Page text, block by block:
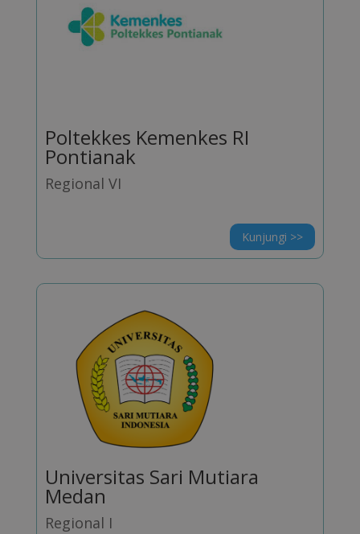
Poltekkes Kemenkes RI
Pontianak
Regional VI
Kunjungi >>
Universitas Sari Mutiara
Medan
Regional I